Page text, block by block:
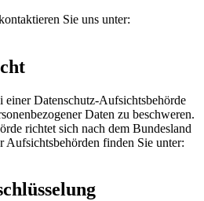
Sie uns unter:
einer Datenschutz-Aufsichtsbehörde
Daten zu beschweren.
richtet sich nach dem Bundesland
Aufsichtsbehörden finden Sie unter: